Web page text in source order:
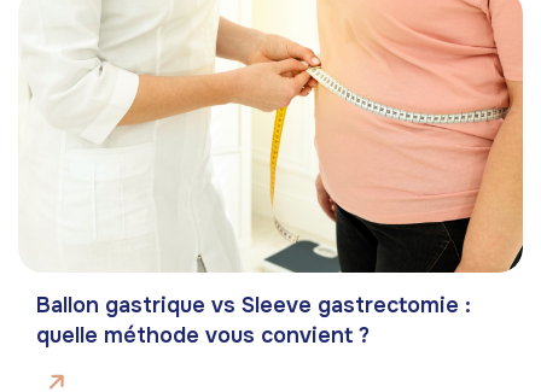
Ballon gastrique vs Sleeve gastrectomie :
quelle méthode vous convient ?